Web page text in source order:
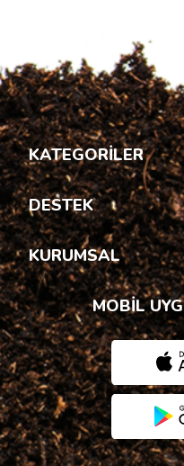
KATEGORİLER
DESTEK
KURUMSAL
MOBİL